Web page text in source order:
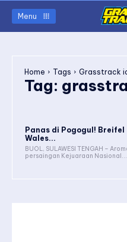
Menu
Home Tags Grasstrack
Tag:
Panas di Pogogul! Breifel
Wales...
BUOL, SULAWESI TENGAH –
persaingan Kejuaraan Nasional...